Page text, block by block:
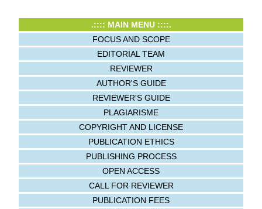
.:::: MAIN MENU ::::.
FOCUS AND SCOPE
EDITORIAL TEAM
REVIEWER
AUTHOR'S GUIDE
REVIEWER'S GUIDE
PLAGIARISME
COPYRIGHT AND LICENSE
PUBLICATION ETHICS
PUBLISHING PROCESS
OPEN ACCESS
CALL FOR REVIEWER
PUBLICATION FEES